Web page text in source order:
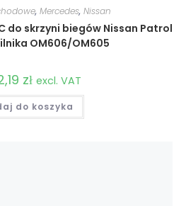
, Mercedes, Nissan
do skrzyni biegów Nissan Patrol
OM606/OM605
zł excl. VAT
do koszyka